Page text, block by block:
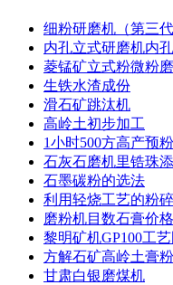
细粉研磨机（第三代
内孔立式研磨机内
菱锰矿立式粉微粉磨
生铁水渣成份
滑石矿跳汰机
高岭土初步加工
1小时500方高产预
石灰石磨机里锆珠
石墨碳粉的选法
利用轻烧工艺的粉
磨粉机目数石膏价格
黎明矿机GP100工艺
方解石矿高岭土膏
甘肃白银磨煤机